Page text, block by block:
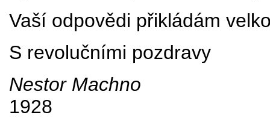
Vaší odpovědi přikládám
S revolučními pozdravy
Nestor Machno
1928